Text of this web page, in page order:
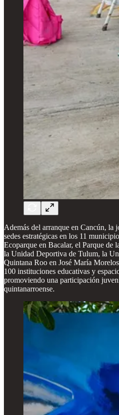
Además del arranque en Cancún, la
sedes estratégicas en los 11
Ecoparque en Bacalar, el Parque de
la Unidad Deportiva de Tulum, la
Quintana Roo en José María
100 instituciones educativas y
promoviendo una participación
quintanarroense.